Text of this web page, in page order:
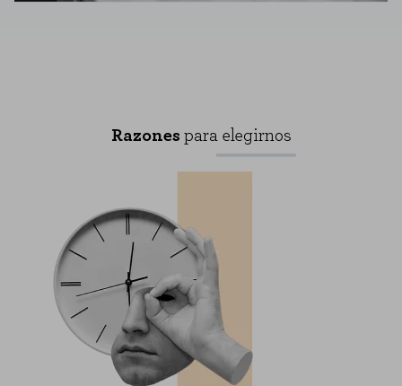
Razones para elegirnos